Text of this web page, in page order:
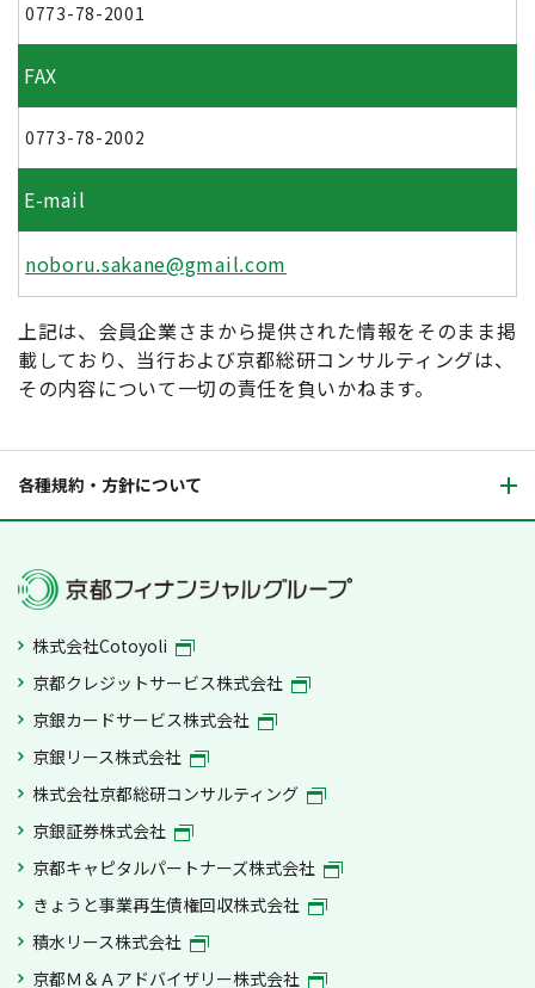
0773-78-2001
FAX
0773-78-2002
E-mail
noboru.sakane@gmail.com
上記は、会員企業さまから提供された情報をそのまま掲
載しており、当行および京都総研コンサルティングは、
その内容について一切の責任を負いかねます。
各種規約・方針について
株式会社Cotoyoli
京都クレジットサービス株式会社
京銀カードサービス株式会社
京銀リース株式会社
株式会社京都総研コンサルティング
京銀証券株式会社
京都キャピタルパートナーズ株式会社
きょうと事業再生債権回収株式会社
積水リース株式会社
京都Ｍ＆Ａアドバイザリー株式会社